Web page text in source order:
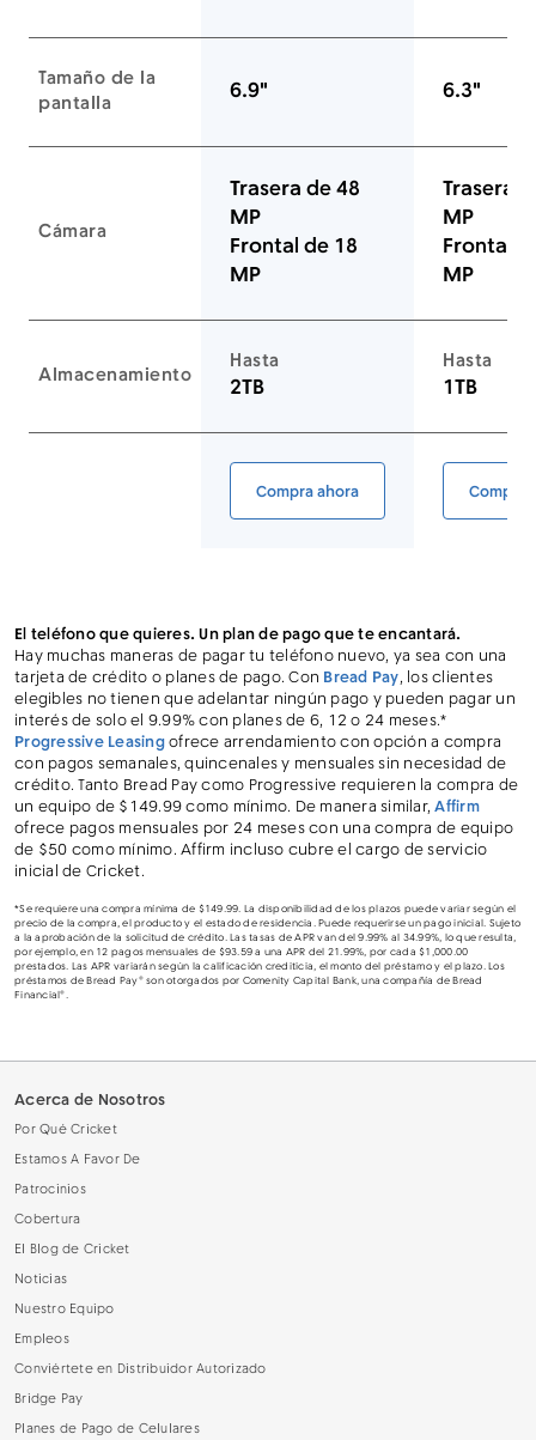
Tamaño de la
pantalla
6.9" 6.3"
Cámara
Trasera de 48
MP
Frontal de 18
MP
Trasera
MP
Frontal
MP
Almacenamiento
Hasta
2TB
Hasta
1TB
Enlace a la página del equipo
Compra ahoraiPhone 17 Pro Max Compra
El teléfono que quieres. Un plan de pago que te encantará.
Hay muchas maneras de pagar tu teléfono nuevo, ya sea con una
tarjeta de crédito o planes de pago. Con Bread Pay, los clientes
elegibles no tienen que adelantar ningún pago y pueden pagar un
interés de solo el 9.99% con planes de 6, 12 o 24 meses.*
Progressive Leasingofrece arrendamiento con opción a compra
con pagos semanales, quincenales y mensuales sin necesidad de
crédito. Tanto Bread Pay como Progressive requieren la compra de
un equipo de $149.99 como mínimo. De manera similar,Affirm
ofrece pagos mensuales por 24 meses con una compra de equipo
de $50 como mínimo. Affirm incluso cubre el cargo de servicio
inicial de Cricket.
*Se requiere una compra mínima de $149.99. La disponibilidad de los plazos puede variar según el
precio de la compra, el producto y el estado de residencia. Puede requerirse un pago inicial. Sujeto
a la aprobación de la solicitud de crédito. Las tasas de APR van del 9.99% al 34.99%, lo que resulta,
por ejemplo, en 12 pagos mensuales de $93.59 a una APR del 21.99%, por cada $1,000.00
prestados. Las APR variarán según la calificación crediticia, el monto del préstamo y el plazo. Los
préstamos de Bread Pay® son otorgados por Comenity Capital Bank, una compañía de Bread
Financial®.
Acerca de Nosotros
Por Qué Cricket
Estamos A Favor De
Patrocinios
Cobertura
El Blog de Cricket
Noticias
Nuestro Equipo
Empleos
Conviértete en Distribuidor Autorizado
Bridge Pay
Planes de Pago de Celulares